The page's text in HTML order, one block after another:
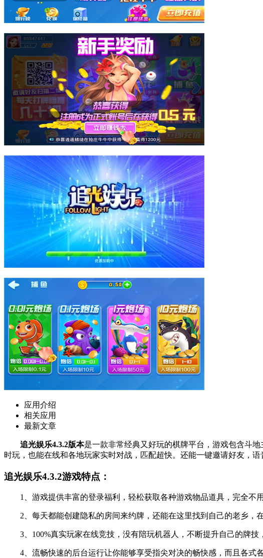
应用介绍
相关应用
最新文章
追光娱乐4.3.2版本是一款非常经典又好玩的棋牌平台，游戏包含斗
时玩，也能在线和各地玩家实时对战，匹配超快。还能一键邀请好友，
追光娱乐4.3.2游戏特点：
1、游戏提供丰富的登录福利，轻松获取各种游戏物品道具，完全不用
2、每天都能创建隐私的房间来约牌，还能在这里找到自己的老乡，在
3、100%真实玩家在线竞技，没有陪玩机器人，不断提升自己的牌技
4、流畅快速的后台运行让你能够享受指尖对决的畅快感，而且各式各